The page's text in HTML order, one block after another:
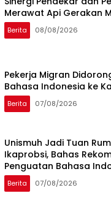
Merawat Api Gerakan
Berita 08/08/2026
Pekerja Migran
Bahasa Indonesia ke
Berita 07/08/2026
Unismuh Jadi Tuan
Ikaprobsi, Bahas
Penguatan Bahasa
Global
Berita 07/08/2026